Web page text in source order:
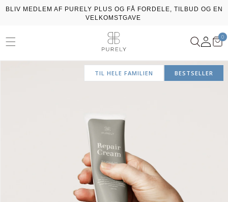
Gå til
da.general.menu Log
ind
00
BLIV MEDLEM AF PURELY PLUS OG FÅ FORDELE, TILBUD OG EN
VELKOMSTGAVE
TIL HELE FAMILIEN BESTSELLER